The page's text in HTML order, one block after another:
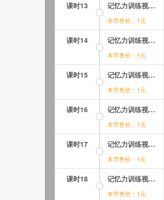
课时13 记忆力训练视频课程下载：第06讲(1)记忆法帮你成为中文词汇小达人 第1段.mp4
本节售价：1元
课时14 记忆力训练视频课程下载：第06讲(2)记忆法帮你成为中文词汇小达人第2段.mp4
本节售价：1元
课时15 记忆力训练视频课程下载：第06讲(3)记忆法帮你成为中文词汇小达人 第3段.mp4
本节售价：1元
课时16 记忆力训练视频课程下载：第07讲(1)诗歌古文文章轻松记 第1段.mp4
本节售价：1元
课时17 记忆力训练视频课程下载：第07讲(2)诗歌古文文章轻松记 第2段.mp4
本节售价：1元
课时18 记忆力训练视频课程下载：第07讲(3)诗歌古文文章轻松记 第3段.mp4
本节售价：1元